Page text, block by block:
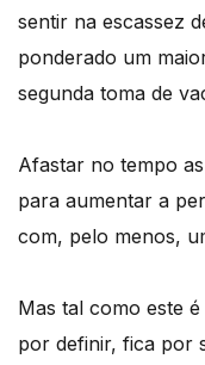
sentir na escassez
ponderado um
segunda toma de
Afastar no tempo
para aumentar a
com, pelo menos,
Mas tal como este
por definir, fica por